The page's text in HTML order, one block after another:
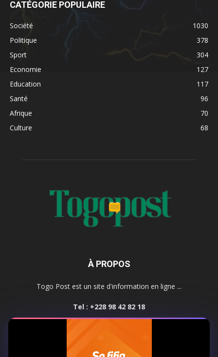
CATÉGORIE POPULAIRE
Société
1030
Politique
378
Sport
304
Economie
127
Education
117
Santé
96
Afrique
70
Culture
68
À PROPOS
Togo Post est un site d'information en ligne ...
Tel : +228 98 42 82 18
Contactez-nous: